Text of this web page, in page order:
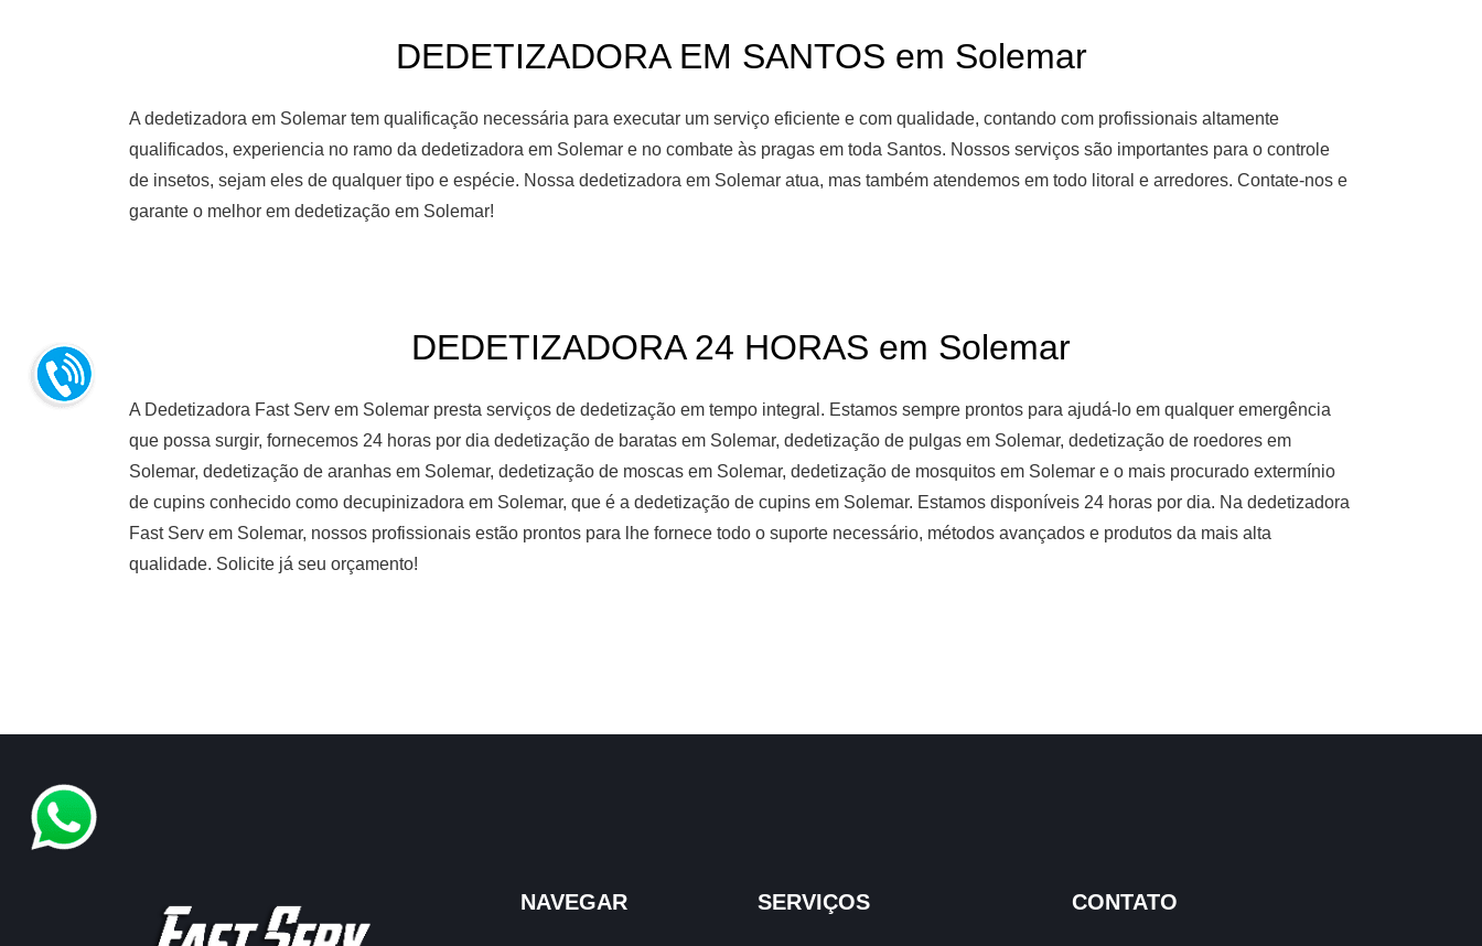
DEDETIZADORA EM SANTOS em Solemar
A dedetizadora em Solemar tem qualificação necessária para executar um serviço eficiente e com qualidade, contando com profissionais altamente
qualificados, experiencia no ramo da dedetizadora em Solemar e no combate às pragas em toda Santos. Nossos serviços são importantes para o controle
de insetos, sejam eles de qualquer tipo e espécie. Nossa dedetizadora em Solemar atua, mas também atendemos em todo litoral e arredores. Contate-nos e
garante o melhor em dedetização em Solemar!
DEDETIZADORA 24 HORAS em Solemar
A Dedetizadora Fast Serv em Solemar presta serviços de dedetização em tempo integral. Estamos sempre prontos para ajudá-lo em qualquer emergência
que possa surgir, fornecemos 24 horas por dia dedetização de baratas em Solemar, dedetização de pulgas em Solemar, dedetização de roedores em
Solemar, dedetização de aranhas em Solemar, dedetização de moscas em Solemar, dedetização de mosquitos em Solemar e o mais procurado extermínio
de cupins conhecido como decupinizadora em Solemar, que é a dedetização de cupins em Solemar. Estamos disponíveis 24 horas por dia. Na dedetizadora
Fast Serv em Solemar, nossos profissionais estão prontos para lhe fornece todo o suporte necessário, métodos avançados e produtos da mais alta
qualidade. Solicite já seu orçamento!
NAVEGAR SERVIÇOS CONTATO